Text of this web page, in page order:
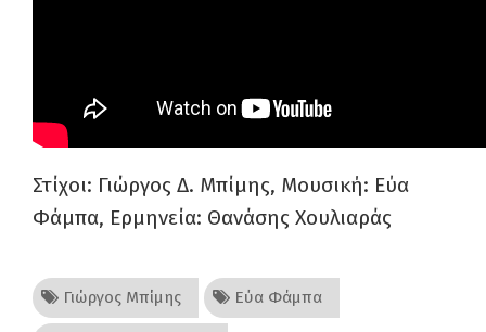
Στίχοι: Γιώργος Δ. Μπίμης, Μουσική: Εύα
Φάμπα, Ερμηνεία: Θανάσης Χουλιαράς
Γιώργος Μπίμης Εύα Φάμπα